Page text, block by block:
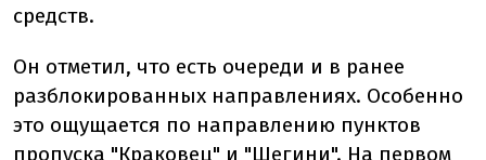
средств.
Он отметил, что есть очереди и в ранее
разблокированных направлениях. Особенно
это ощущается по направлению пунктов
пропуска "Краковец" и "Шегини". На первом